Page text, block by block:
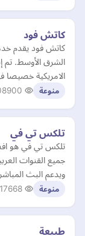
كاتش فود
كاتش فود يقدم
الامريكية خصيصا
منوعة
تلكس تي في
تلكس تي في هو
جميع القنوات
ويدعم البث
منوعة
طبيعة